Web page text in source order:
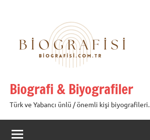
Biografi & Biyografiler
Türk ve Yabancı ünlü / önemli kişi biyografileri.